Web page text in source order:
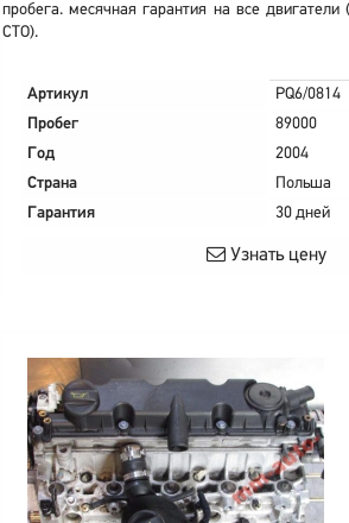
пробега. месячная гарантия на все двигатели
СТО).
Артикул
PQ6/0814
Пробег
89000
Год
2004
Страна
Польша
Гарантия
30 дней
Узнать цену